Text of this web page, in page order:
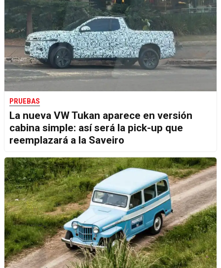
PRUEBAS
La nueva VW Tukan aparece en versión
cabina simple: así será la pick-up que
reemplazará a la Saveiro